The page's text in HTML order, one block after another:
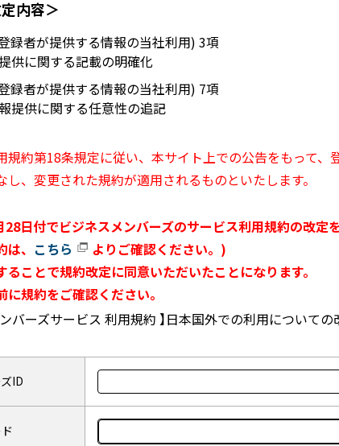
内容＞
録者が提供する情報の当社利用) 3項
供に関する記載の明確化
録者が提供する情報の当社利用) 7項
提供に関する任意性の追記
規約第18条規定に従い、本サイト上での公告をもって、
し、変更された規約が適用されるものといたします。
28日付でビジネスメンバーズのサービス利用規約の改定
、 こちら
よりご確認ください。)
ることで規約改定に同意いただいたことになります。
に規約をご確認ください。
ンバーズサービス 利用規約 】日本国外での利用についての
ID